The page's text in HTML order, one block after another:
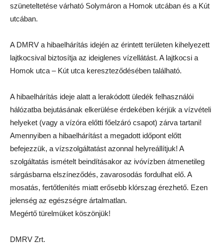
szüneteltetése várható Solymáron a Homok utcában és a Kút
utcában.
A DMRV a hibaelhárítás idején az érintett területen kihelyezett
lajtkocsival biztosítja az ideiglenes vízellátást. A lajtkocsi a
Homok utca – Kút utca kereszteződésében található.
A hibaelhárítás ideje alatt a lerakódott üledék felhasználói
hálózatba bejutásának elkerülése érdekében kérjük a vízvételi
helyeket (vagy a vízóra előtti főelzáró csapot) zárva tartani!
Amennyiben a hibaelhárítást a megadott időpont előtt
befejezzük, a vízszolgáltatást azonnal helyreállítjuk! A
szolgáltatás ismételt beindításakor az ivóvízben átmenetileg
sárgásbarna elszíneződés, zavarosodás fordulhat elő. A
mosatás, fertőtlenítés miatt erősebb klórszag érezhető. Ezen
jelenség az egészségre ártalmatlan.
Megértő türelmüket köszönjük!
DMRV Zrt.